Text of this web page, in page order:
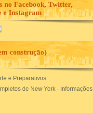
no Facebook, Twitter,
e Instagram
construção)
e Preparativos
de New York - Informações